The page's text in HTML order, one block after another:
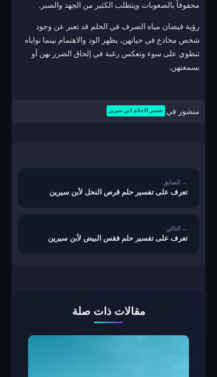
محفوفاً بالصعوبات ويتطلب الكثير من الجهد والصبر.
رؤية فيضان مياه الصرف في الحلم قد تعبر عن وجود
شخص مخادع في حياتهن، يظهر الود والاهتمام بينما نواياه
تنطوي على سوء وتعكس رغبة في إلحاق الضرر بهن أو
بسمعتهن.
منشور في تفسير الاحلام لابن سيرين
تعرف على تفسير حلم قرص النحل لأبن سيرين
تعرف على تفسير حلم فقس البيض لأبن سيرين
مقالات ذات صلة